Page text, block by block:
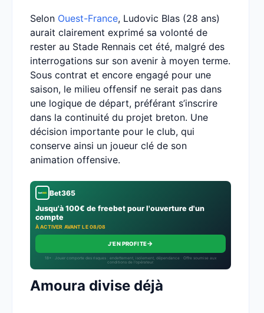
Selon Ouest-France, Ludovic Blas (28 ans)
aurait clairement exprimé sa volonté de
rester au Stade Rennais cet été, malgré des
interrogations sur son avenir à moyen terme.
Sous contrat et encore engagé pour une
saison, le milieu offensif ne serait pas dans
une logique de départ, préférant s’inscrire
dans la continuité du projet breton. Une
décision importante pour le club, qui
conserve ainsi un joueur clé de son
animation offensive.
Bet365
Jusqu'à 100€ de freebet pour l'ouverture d'un
compte
À ACTIVER AVANT LE 08/08
J'EN PROFITE→
18+ · Jouer comporte des risques : endettement, isolement, dépendance · Offre soumise aux
conditions de l’opérateur.
Amoura divise déjà